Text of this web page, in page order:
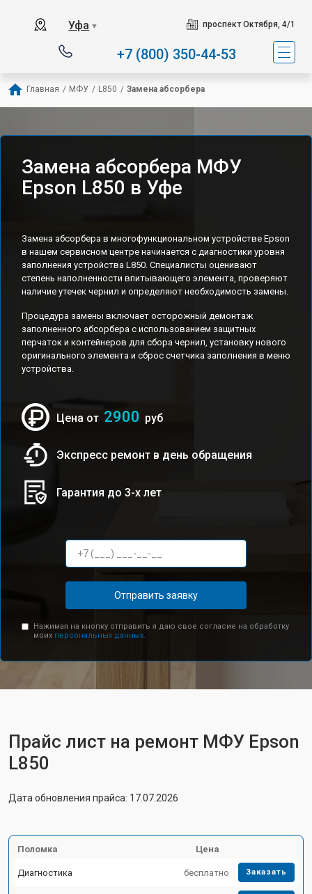
Уфа ▼ проспект Октября, 4/1
+7 (800) 350-44-53
Главная / МФУ / L850 / Замена абсорбера
Замена абсорбера МФУ
Epson L850 в Уфе
Замена абсорбера в многофункциональном устройстве Epson
в нашем сервисном центре начинается с диагностики уровня
заполнения устройства L850. Специалисты оценивают
степень наполненности впитывающего элемента, проверяют
наличие утечек чернил и определяют необходимость замены.
Процедура замены включает осторожный демонтаж
заполненного абсорбера с использованием защитных
перчаток и контейнеров для сбора чернил, установку нового
оригинального элемента и сброс счетчика заполнения в меню
устройства.
Цена от 2900 руб
Экспресс ремонт в день обращения
Гарантия до 3-х лет
Отправить заявку
Нажимая на кнопку отправить я даю свое согласие на обработку
моих персональных данных.
Прайс лист на ремонт МФУ Epson
L850
Дата обновления прайса: 17.07.2026
Поломка Цена
Диагностика бесплатно Заказать